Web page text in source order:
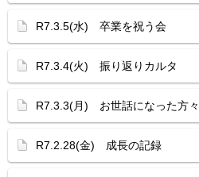
R7.3.5(水) 卒業を祝う会
R7.3.4(火) 振り返りカルタ
R7.3.3(月) お世話になった方々
R7.2.28(金) 成長の記録